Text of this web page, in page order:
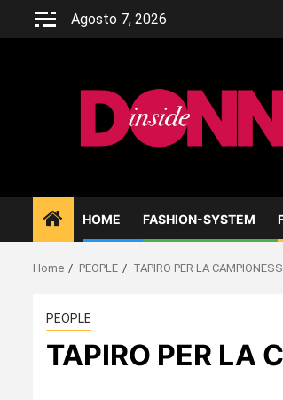
Agosto 7, 2026
HOME FASHION-SYSTEM
Home PEOPLE TAPIRO PER LA
PEOPLE
TAPIRO PER LA